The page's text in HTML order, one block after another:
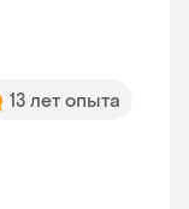
13 лет опыта